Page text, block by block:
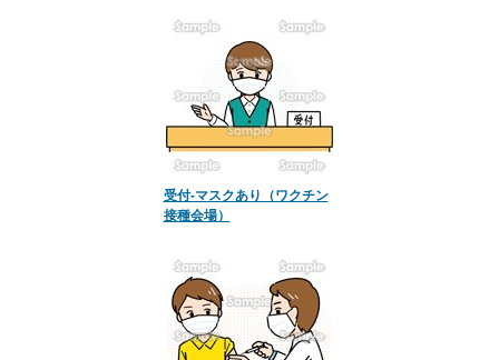
受付-マスクあり（ワクチン
接種会場）